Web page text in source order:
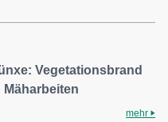
Vegetationsbrand
mehr